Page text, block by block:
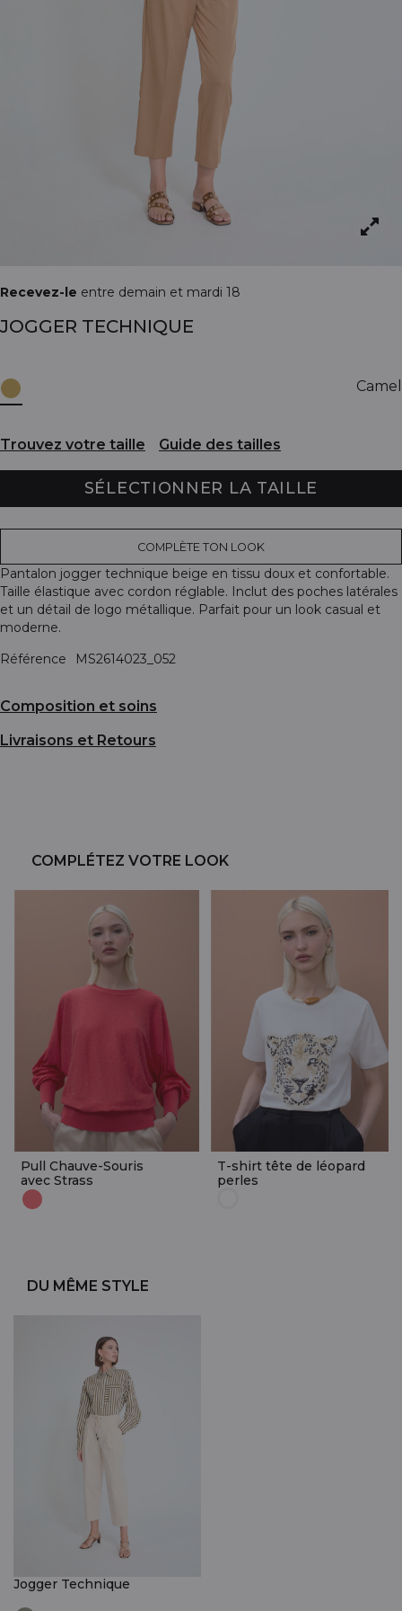
Recevez-le entre demain et mardi 18
JOGGER TECHNIQUE
Camel
Trouvez votre taille Guide des tailles
SÉLECTIONNER LA TAILLE
COMPLÈTE TON LOOK
Pantalon jogger technique beige en tissu doux et confortable.
Taille élastique avec cordon réglable. Inclut des poches latérales
et un détail de logo métallique. Parfait pour un look casual et
moderne.
Référence
MS2614023_052
Composition et soins
Livraisons et Retours
COMPLÉTEZ VOTRE LOOK
Pull Chauve-Souris
avec Strass
T-shirt tête de léopard
perles
DU MÊME STYLE
Jogger Technique